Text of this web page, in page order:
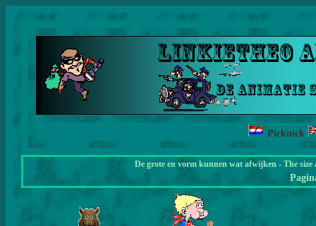
Picknick
De grote en vorm kunnen wat afwijken - The